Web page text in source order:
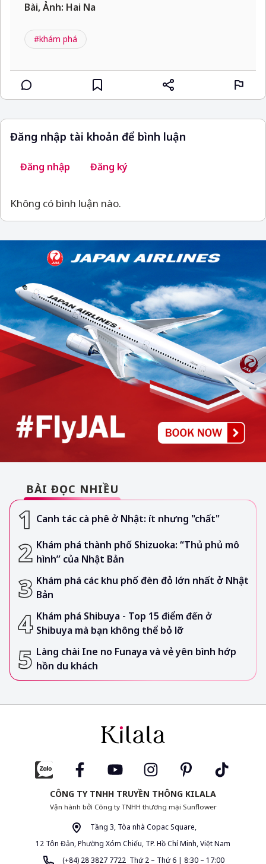
Bài, Ảnh: Hai Na
#khám phá
Đăng nhập tài khoản để bình luận
Đăng nhập Đăng ký
Không có bình luận nào.
BÀI ĐỌC NHIỀU
Canh tác cà phê ở Nhật: ít nhưng "chất"
Khám phá thành phố Shizuoka: “Thủ phủ mô
hình” của Nhật Bản
Khám phá các khu phố đèn đỏ lớn nhất ở Nhật
Bản
Khám phá Shibuya - Top 15 điểm đến ở
Shibuya mà bạn không thể bỏ lỡ
Làng chài Ine no Funaya và vẻ yên bình hớp
hồn du khách
CÔNG TY TNHH TRUYỀN THÔNG KILALA
Vận hành bởi Công ty TNHH thương mại Sunflower
Tầng 3, Tòa nhà Copac Square,
12 Tôn Đản, Phường Xóm Chiếu, TP. Hồ Chí Minh, Việt Nam
(+84) 28 3827 7722 Thứ 2 – Thứ 6 | 8:30 – 17:00